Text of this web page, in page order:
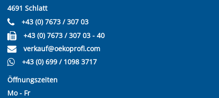
4691 Schlatt
+43 (0) 7673 / 307 03
+43 (0) 7673 / 307 03 - 40
verkauf@oekoprofi.com
+43 (0) 699 / 1098 3717
Öffnungszeiten
Mo - Fr